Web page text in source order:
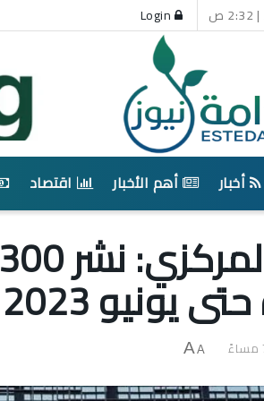
أخبار أهم الأخبار اقتصاد
يونيو 2023
A
A